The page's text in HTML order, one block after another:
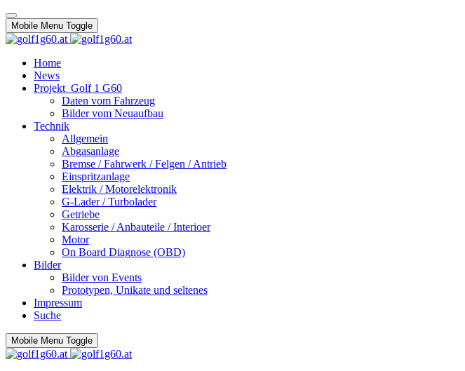
Mobile Menu Toggle
Home
News
Projekt_Golf 1 G60
Daten vom Fahrzeug
Bilder vom Neuaufbau
Technik
Allgemein
Abgasanlage
Bremse / Fahrwerk / Felgen / Antrieb
Einspritzanlage
Elektrik / Motorelektronik
G-Lader / Turbolader
Getriebe
Karosserie / Anbauteile / Interioer
Motor
On Board Diagnose (OBD)
Bilder
Bilder von Events
Prototypen, Unikate und seltenes
Impressum
Suche
Mobile Menu Toggle